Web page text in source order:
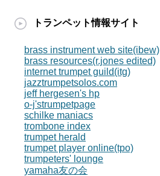
トランペット情報サイト
brass instrument web site(ibew)
brass resources(r.jones edited)
internet trumpet guild(itg)
jazztrumpetsolos.com
jeff hergesen's hp
o-j'strumpetpage
schilke maniacs
trombone index
trumpet herald
trumpet player online(tpo)
trumpeters' lounge
yamaha友の会